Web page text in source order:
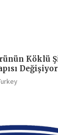
Köklü
Değişiyor